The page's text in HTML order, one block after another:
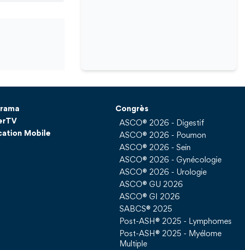
Mobile
Congrès
ASCO® 2026 - Digestif
ASCO® 2026 - Poumon
ASCO® 2026 - Sein
ASCO® 2026 - Gynécologie
ASCO® 2026 - Urologie
ASCO® GU 2026
ASCO® GI 2026
SABCS® 2025
Post-ASH® 2025 - Lymphomes
Post-ASH® 2025 - Myélome
Multiple